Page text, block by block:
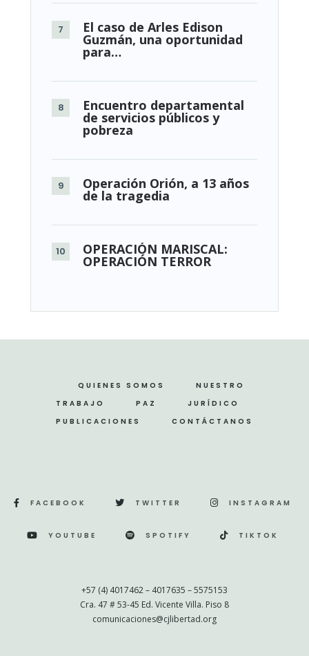
El caso de Arles Edison
Guzmán, una oportunidad
para…
Encuentro departamental
de servicios públicos y
pobreza
Operación Orión, a 13 años
de la tragedia
OPERACIÓN MARISCAL:
OPERACIÓN TERROR
QUIENES SOMOS
NUESTRO
TRABAJO
PAZ
JURÍDICO
PUBLICACIONES
CONTÁCTANOS
FACEBOOK TWITTER INSTAGRAM
YOUTUBE SPOTIFY TIKTOK
+57 (4) 4017462 – 4017635 – 5575153
Cra. 47 # 53-45 Ed. Vicente Villa. Piso 8
comunicaciones@cjlibertad.org